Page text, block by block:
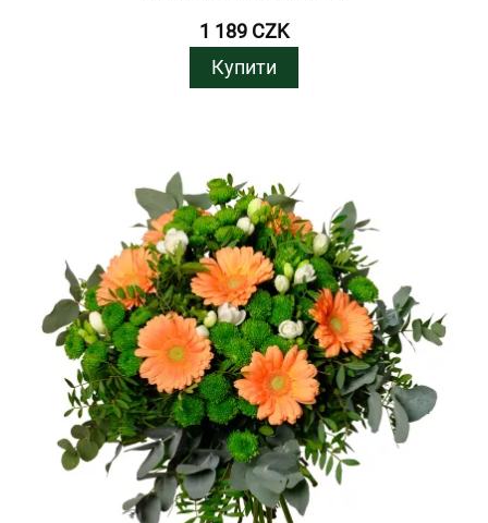
1 189 CZK
Купити